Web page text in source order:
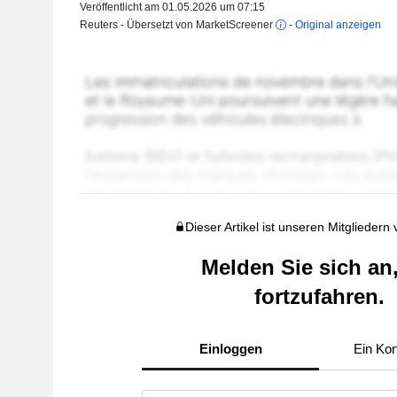
Veröffentlicht am 01.05.2026 um 07:15
Reuters - Übersetzt von MarketScreener
- Original anzeigen
Dieser Artikel ist unseren Mitgliedern
Melden Sie sich
fortzufahren.
Einloggen Ein